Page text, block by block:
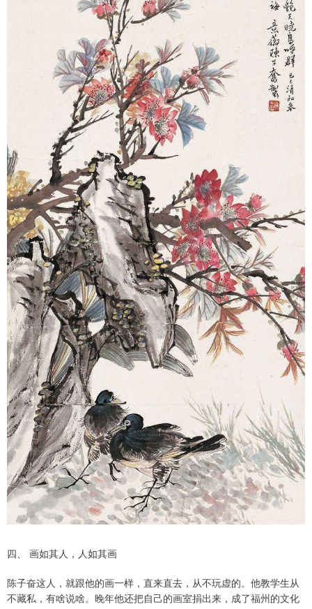
四、 画如其人，人如其画
陈子奋这人，就跟他的画一样，直来直去，从不玩虚的。他教学生从
不藏私，有啥说啥。晚年他还把自己的画室捐出来，成了福州的文化